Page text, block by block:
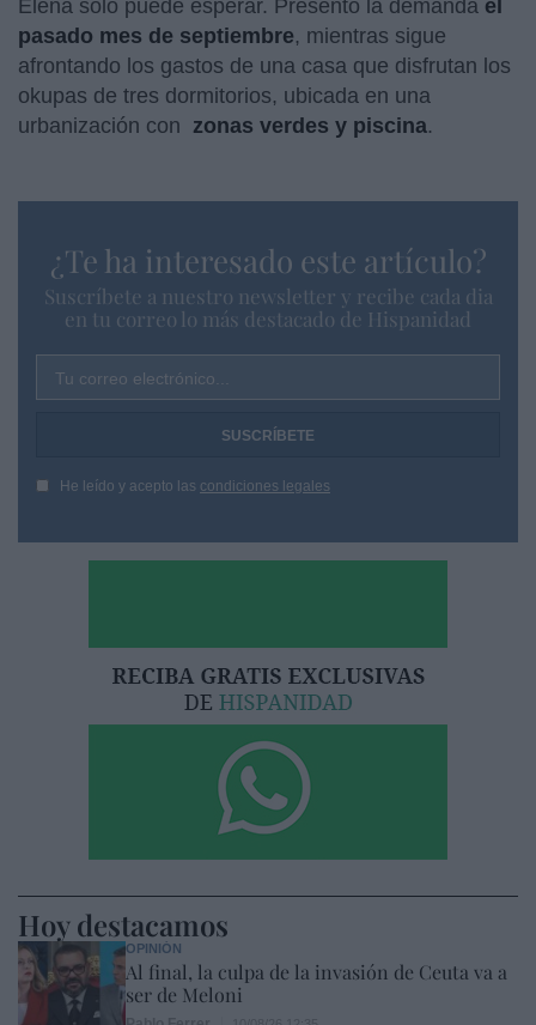
Elena solo puede esperar. Presentó la demanda el
pasado mes de septiembre, mientras sigue
afrontando los gastos de una casa que disfrutan los
okupas de tres dormitorios, ubicada en una
urbanización con zonas verdes y piscina.
¿Te ha interesado este artículo?
Suscríbete a nuestro newsletter y recibe cada dia
en tu correo lo más destacado de Hispanidad
Tu correo electrónico...
He leído y acepto las condiciones legales
Hoy destacamos
OPINIÓN
Al final, la culpa de la invasión de Ceuta va a
ser de Meloni